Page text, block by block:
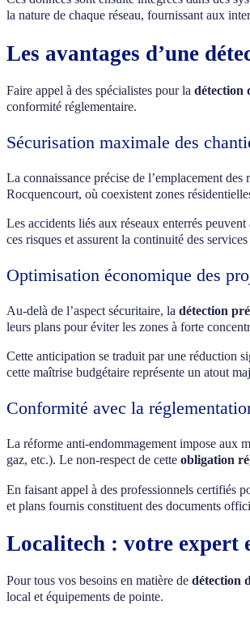
la nature de chaque réseau, fournissant aux
Les avantages d’une
Faire appel à des spécialistes pour la détection
conformité réglementaire.
Sécurisation maximale des
La connaissance précise de l’emplacement
Rocquencourt, où coexistent zones
Les accidents liés aux réseaux enterrés
ces risques et assurent la continuité des
Optimisation économique des
Au-delà de l’aspect sécuritaire, la détection
leurs plans pour éviter les zones à forte
Cette anticipation se traduit par une réduction
cette maîtrise budgétaire représente un atout
Conformité avec la
La réforme anti-endommagement impose aux
gaz, etc.). Le non-respect de cette obligation
En faisant appel à des professionnels certifiés
et plans fournis constituent des documents
Localitech : votre expert
Pour tous vos besoins en matière de détection
local et équipements de pointe.